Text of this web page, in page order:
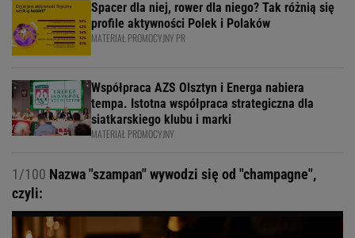
Spacer dla niej, rower dla niego? Tak różnią się
profile aktywności Polek i Polaków
MATERIAŁ PROMOCYJNY PR
Współpraca AZS Olsztyn i Energa nabiera
tempa. Istotna współpraca strategiczna dla
siatkarskiego klubu i marki
MATERIAŁ PROMOCYJNY
1/100 Nazwa "szampan" wywodzi się od "champagne",
czyli: